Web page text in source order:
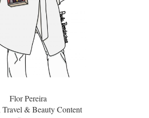
Flor Pereira
Travel & Beauty Content